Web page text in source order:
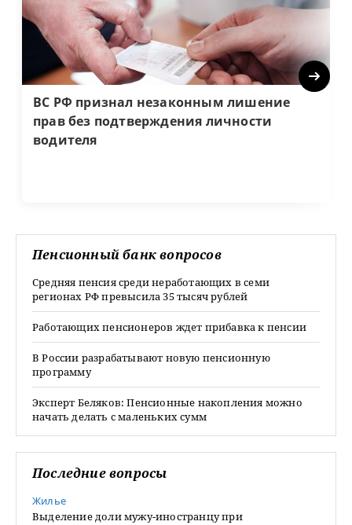
ВС РФ признал незаконным лишение
прав без подтверждения личности
водителя
Next
Пенсионный банк вопросов
Средняя пенсия среди неработающих в семи
регионах РФ превысила 35 тысяч рублей
Работающих пенсионеров ждет прибавка к пенсии
В России разрабатывают новую пенсионную
программу
Эксперт Беляков: Пенсионные накопления можно
начать делать с маленьких сумм
Последние вопросы
Жилье
Выделение доли мужу-иностранцу при